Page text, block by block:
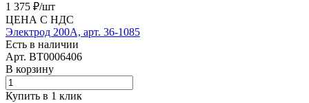
1 375 ₽/шт
ЦЕНА С НДС
Электрод 200А, арт. 36-1085
Есть в наличии
Арт. BT0006406
В корзину
Купить в 1 клик